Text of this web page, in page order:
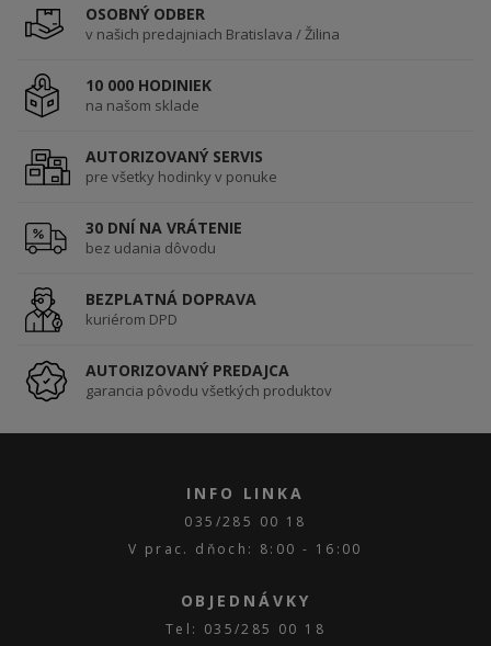
OSOBNÝ ODBER
v našich predajniach Bratislava / Žilina
10 000 HODINIEK
na našom sklade
AUTORIZOVANÝ SERVIS
pre všetky hodinky v ponuke
30 DNÍ NA VRÁTENIE
bez udania dôvodu
BEZPLATNÁ DOPRAVA
kuriérom DPD
AUTORIZOVANÝ PREDAJCA
garancia pôvodu všetkých produktov
INFO LINKA
035/285 00 18
V prac. dňoch: 8:00 - 16:00
OBJEDNÁVKY
Tel: 035/285 00 18